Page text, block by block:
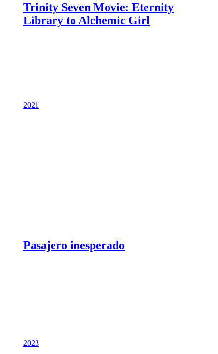
Trinity Seven Movie: Eternity
Library to Alchemic Girl
2021
Pasajero inesperado
2023